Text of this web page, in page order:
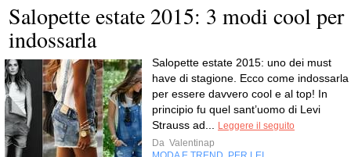
Salopette estate 2015: 3 modi cool per
indossarla
Salopette estate 2015: uno dei must
have di stagione. Ecco come indossarla
per essere davvero cool e al top! In
principio fu quel sant’uomo di Levi
Strauss ad...
Leggere il seguito
Da Valentinap